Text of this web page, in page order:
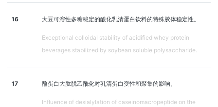
16 大豆可溶性多糖稳定的酸化乳清蛋白饮料的特殊胶体稳定性。
Exceptional colloidal stability of acidified whey protein
beverages stabilized by soybean soluble polysaccharide.
17 酪蛋白大肽脱乙酰化对乳清蛋白变性和聚集的影响。
Influence of desialylation of caseinomacropeptide on the